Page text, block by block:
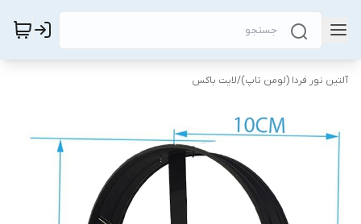
آلتین نور فردا (لومن تاپ)/لایت باکس